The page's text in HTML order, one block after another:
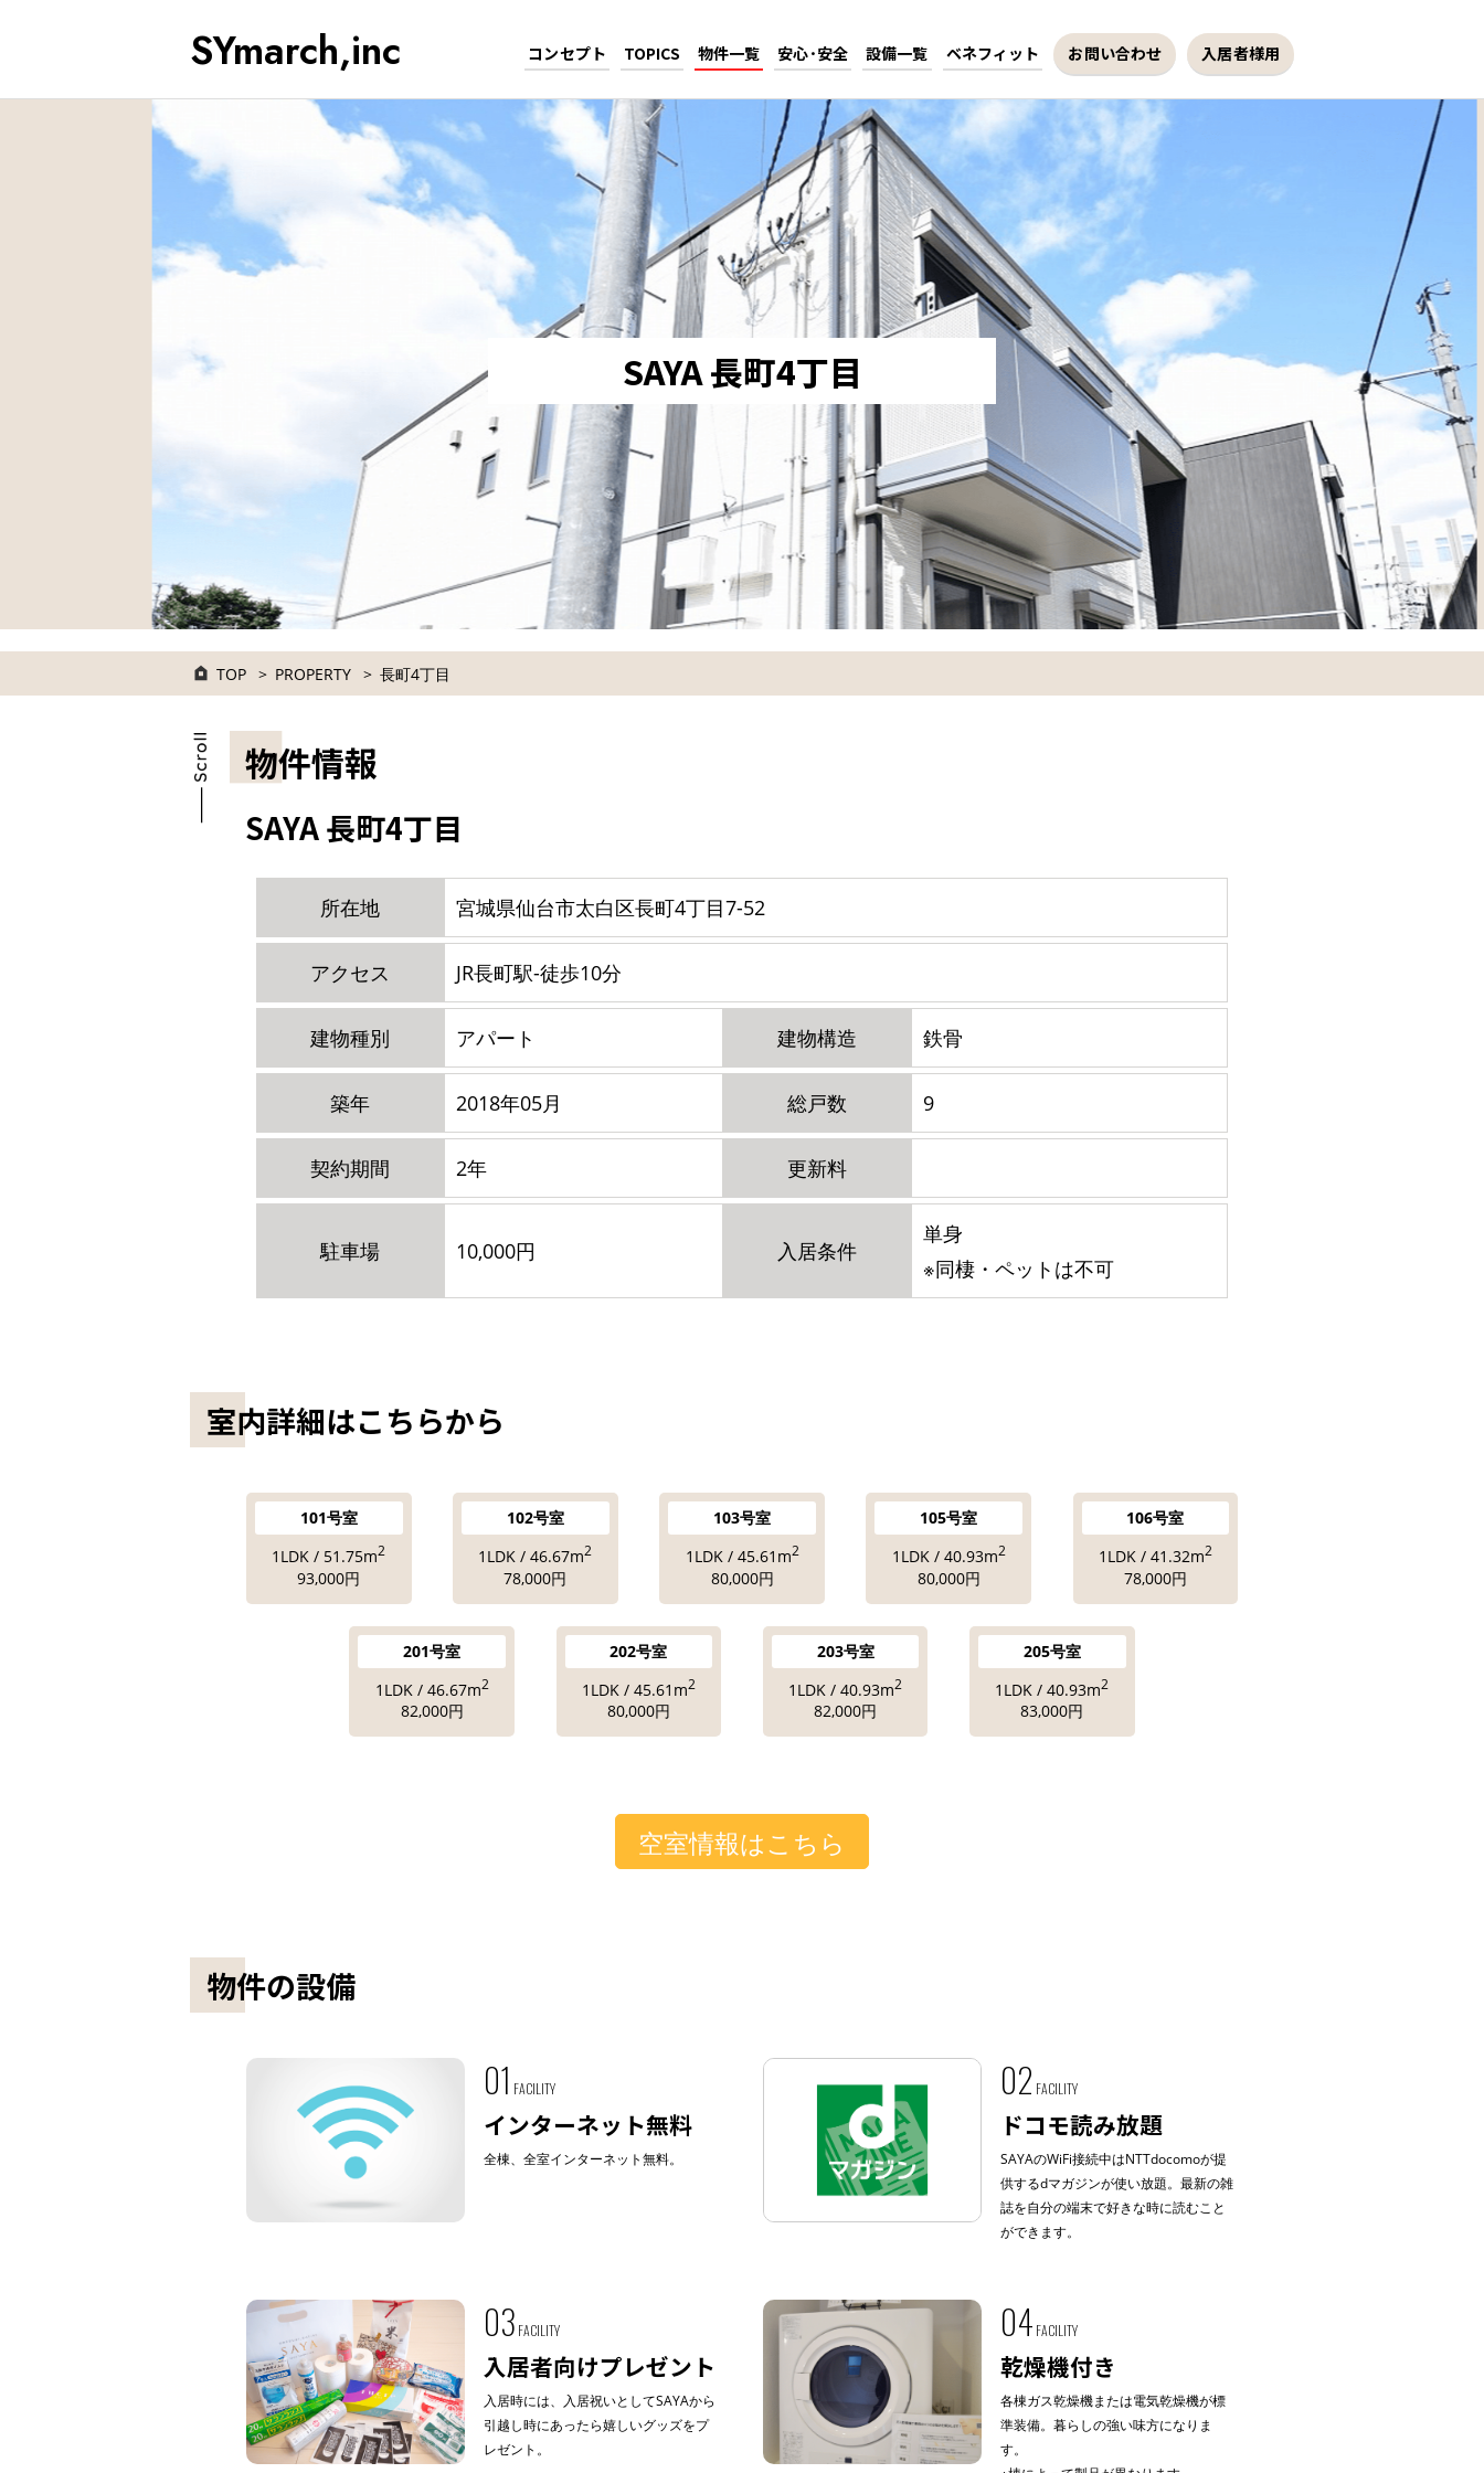
SYmarch,inc コンセプト TOPICS 物件一覧 安心･安全 設備一覧 ベネフィット お問い合わせ 入居者様用
SAYA 長町4丁目
TOP PROPERTY 長町4丁目
物件情報
SAYA 長町4丁目
所在地 宮城県仙台市太白区長町4丁目7-52
アクセス JR長町駅-徒歩10分
建物種別 アパート 建物構造 鉄骨
築年 2018年05月 総戸数 9
契約期間 2年 更新料
駐車場 10,000円 入居条件
単身
※同棲・ペットは不可
室内詳細はこちらから
101号室
1LDK / 51.75m2
93,000円
102号室
1LDK / 46.67m2
78,000円
103号室
1LDK / 45.61m2
80,000円
105号室
1LDK / 40.93m2
80,000円
106号室
1LDK / 41.32m2
78,000円
201号室
1LDK / 46.67m2
82,000円
202号室
1LDK / 45.61m2
80,000円
203号室
1LDK / 40.93m2
82,000円
205号室
1LDK / 40.93m2
83,000円
空室情報はこちら
物件の設備
01 FACILITY
インターネット無料
全棟、全室インターネット無料。
02 FACILITY
ドコモ読み放題
SAYAのWiFi接続中はNTTdocomoが提
供するdマガジンが使い放題。最新の雑
誌を自分の端末で好きな時に読むこと
ができます。
03 FACILITY
入居者向けプレゼント
入居時には、入居祝いとしてSAYAから
引越し時にあったら嬉しいグッズをプ
レゼント。
04 FACILITY
乾燥機付き
各棟ガス乾燥機または電気乾燥機が標
準装備。暮らしの強い味方になりま
す。